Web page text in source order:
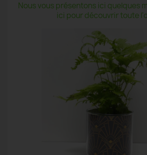
Nous vous présentons ici quelques
ici pour découvrir toute